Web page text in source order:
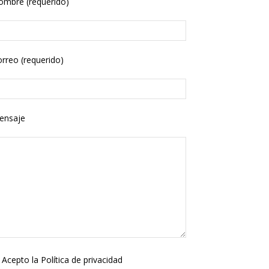
(requerido)
Acepto la Política de privacidad